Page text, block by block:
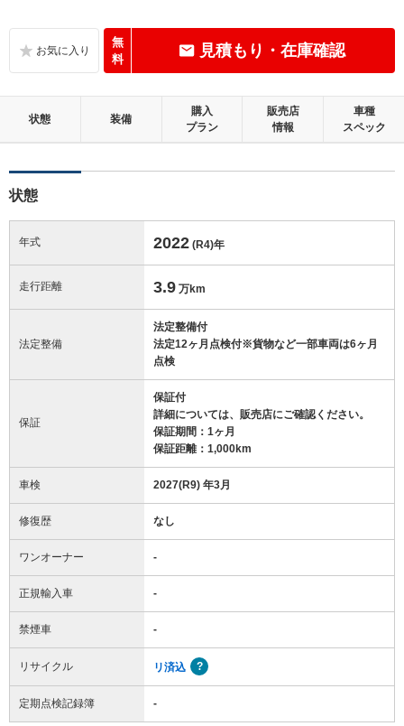
無
料
見積もり・在庫確認
状態 装備
購入
プラン
販売店
情報
車種
スペック
状態
年式 2022 (R4)年
走行距離 3.9 万km
法定整備
法定整備付
法定12ヶ月点検付※貨物など一部車両は6ヶ月
点検
保証
保証付
詳細については、販売店にご確認ください。
保証期間：1ヶ月
保証距離：1,000km
車検 2027(R9) 年3月
修復歴 なし
ワンオーナー -
正規輸入車 -
禁煙車 -
リサイクル リ済込
定期点検記録簿 -